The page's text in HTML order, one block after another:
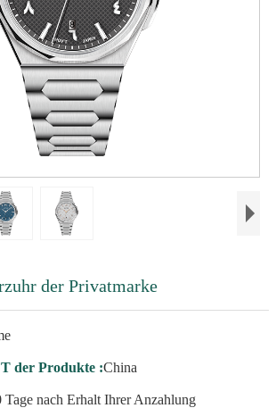
der Privatmarke
der Produkte :China
Tage nach Erhalt Ihrer Anzahlung